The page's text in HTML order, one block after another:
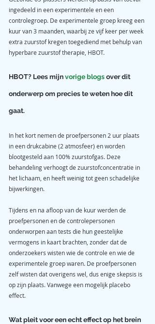
ingedeeld in een experimentele en een
controlegroep. De experimentele groep kreeg een
kuur van 3 maanden, waarbij ze vijf keer per week
extra zuurstof kregen toegediend met behulp van
hyperbare zuurstof therapie, HBOT.
HBOT? Lees mijn vorige blogs over dit
onderwerp om precies te weten hoe dit
gaat.
In het kort nemen de proefpersonen 2 uur plaats
in een drukcabine (2 atmosfeer) en worden
blootgesteld aan 100% zuurstofgas. Deze
behandeling verhoogt de zuurstofconcentratie in
het lichaam, en heeft weinig tot geen schadelijke
bijwerkingen.
Tijdens en na afloop van de kuur werden de
proefpersonen en de controlepersonen
onderworpen aan tests die hun geestelijke
vermogens in kaart brachten, zonder dat de
onderzoekers wisten wie de controle en wie de
experimentele groep waren. De proefpersonen
zelf wisten dat overigens wel, dus enige skepsis is
op zijn plaats. Vanwege een mogelijk placebo
effect.
Wat pleit voor een echt effect op het brein